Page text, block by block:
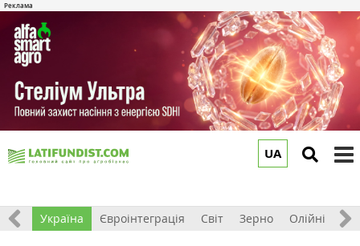
UA
Все Україна Євроінтеграція Світ Зерно Олійні